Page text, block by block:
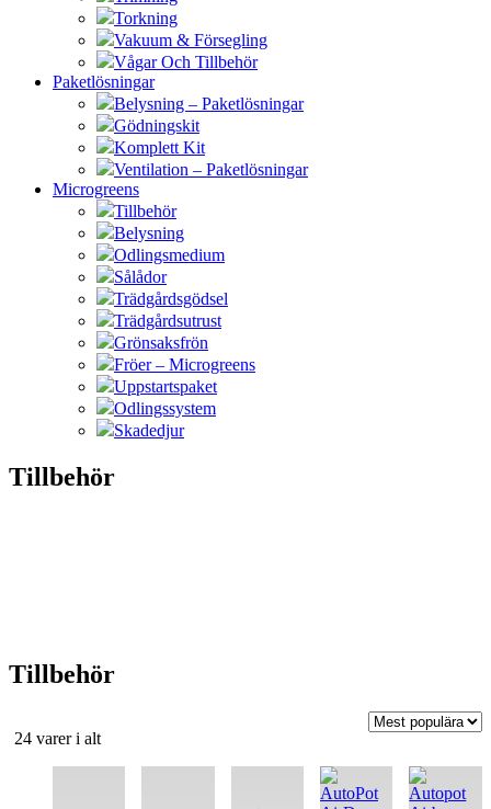
Torkning
Vakuum & Försegling
Vågar Och Tillbehör
Paketlösningar
Belysning – Paketlösningar
Gödningskit
Komplett Kit
Ventilation – Paketlösningar
Microgreens
Tillbehör
Belysning
Odlingsmedium
Sålådor
Trädgårdsgödsel
Trädgårdsutrust
Grönsaksfrön
Fröer – Microgreens
Uppstartspaket
Odlingssystem
Skadedjur
Tillbehör
Tillbehör
24 varer i altSortera